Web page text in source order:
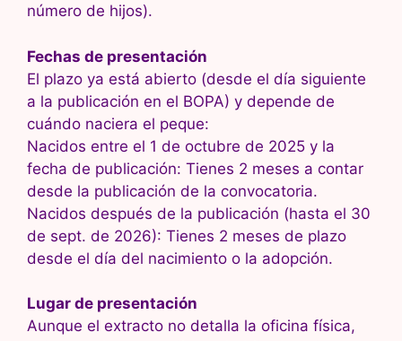
número de hijos).
Fechas de presentación
El plazo ya está abierto (desde el día siguiente
a la publicación en el BOPA) y depende de
cuándo naciera el peque:
Nacidos entre el 1 de octubre de 2025 y la
fecha de publicación: Tienes 2 meses a contar
desde la publicación de la convocatoria.
Nacidos después de la publicación (hasta el 30
de sept. de 2026): Tienes 2 meses de plazo
desde el día del nacimiento o la adopción.
Lugar de presentación
Aunque el extracto no detalla la oficina física,